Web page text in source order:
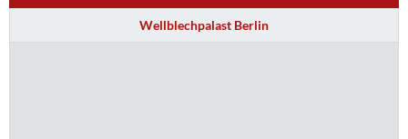
Wellblechpalast Berlin